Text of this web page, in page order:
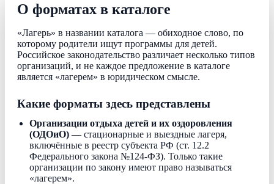
О форматах в каталоге
«Лагерь» в названии каталога — обиходное слово, по
которому родители ищут программы для детей.
Российское законодательство различает несколько типов
организаций, и не каждое предложение в каталоге
является «лагерем» в юридическом смысле.
Какие форматы здесь представлены
Организации отдыха детей и их оздоровления
(ОДОиО) — стационарные и выездные лагеря,
включённые в реестр субъекта РФ (ст. 12.2
Федерального закона №124-ФЗ). Только такие
организации по закону имеют право называться
«лагерем».